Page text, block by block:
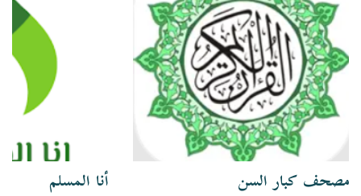
مصحف كبار السن أنا المسلم